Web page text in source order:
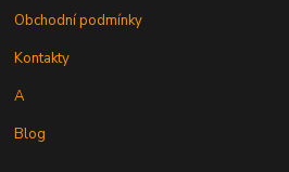
Obchodní podmínky
Kontakty
A
Blog